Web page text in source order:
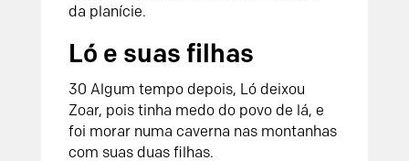
da planície.
Ló e suas filhas
30 Algum tempo depois, Ló deixou
Zoar, pois tinha medo do povo de lá, e
foi morar numa caverna nas montanhas
com suas duas filhas.